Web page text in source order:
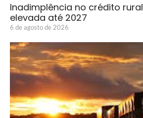
Inadimplência no crédito
elevada até 2027
6 de agosto de 2026